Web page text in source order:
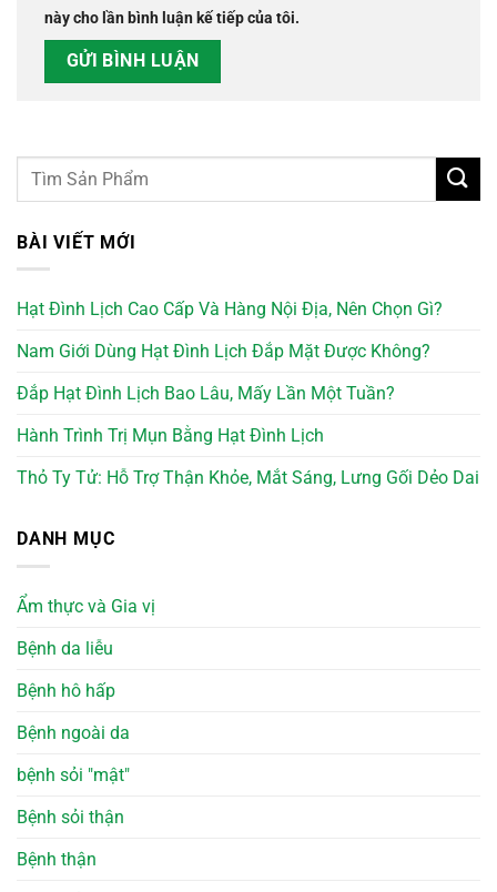
này cho lần bình luận kế tiếp của tôi.
BÀI VIẾT MỚI
Hạt Đình Lịch Cao Cấp Và Hàng Nội Địa, Nên Chọn Gì?
Nam Giới Dùng Hạt Đình Lịch Đắp Mặt Được Không?
Đắp Hạt Đình Lịch Bao Lâu, Mấy Lần Một Tuần?
Hành Trình Trị Mụn Bằng Hạt Đình Lịch
Thỏ Ty Tử: Hỗ Trợ Thận Khỏe, Mắt Sáng, Lưng Gối Dẻo Dai
DANH MỤC
Ẩm thực và Gia vị
Bệnh da liễu
Bệnh hô hấp
Bệnh ngoài da
bệnh sỏi "mật"
Bệnh sỏi thận
Bệnh thận